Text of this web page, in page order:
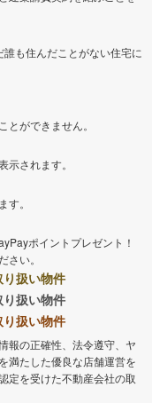
も住んだことがない住宅に
ができません。
されます。
。
ポイントプレゼント！
さい。
扱い物件
扱い物件
扱い物件
報の正確性、法令遵守、ヤ
満たした優良な店舗運営を
定を受けた不動産会社の取